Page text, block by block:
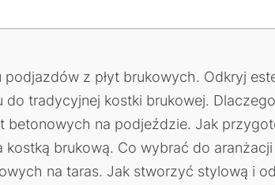
z płyt brukowych. Odkryj
do tradycyjnej kostki brukowej.
betonowych na podjeździe. Jak
kostką brukową. Co wybrać do
na taras. Jak stworzyć stylową i